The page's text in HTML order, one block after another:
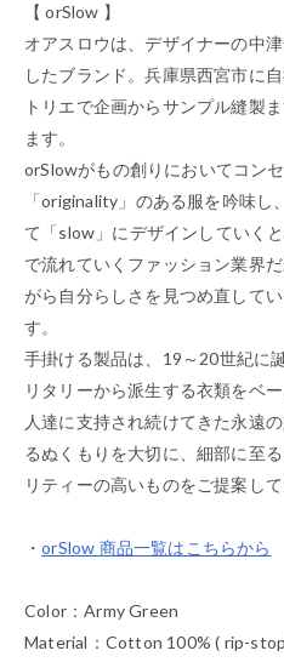
【 orSlow 】
オアスロウは、デザイナーの中
したブランド。兵庫県西宮市に
トリエで企画からサンプル縫製
ます。
orSlowがもの創りにおいてコン
「originality」のある服を吟味し
て「slow」にデザインしていく
で流れていくファッション業界
がら自分らしさを見つめ直して
す。
手掛ける製品は、19～20世紀に
リタリーから派生する衣類をベ
人達に支持され続けてきた永遠
るぬくもりを大切に、細部に至
リティーの高いものをご提案して
・orSlow 商品一覧はこちらから
Color：Army Green
Material：Cotton 100% ( rip-